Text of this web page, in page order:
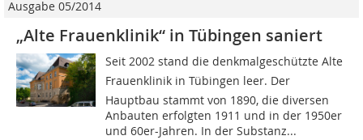
Ausgabe 05/2014
„Alte Frauenklinik“ in Tübingen saniert
Seit 2002 stand die denkmalgeschützte Alte
Frauenklinik in Tübingen leer. Der
Hauptbau stammt von 1890, die diversen
Anbauten erfolgten 1911 und in der 1950er
und 60er-Jahren. In der Substanz...